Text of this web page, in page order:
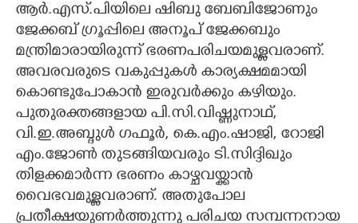
ആർ.എസ്.പിയിലെ ഷിബു ബേബിജോണും
ജേക്കബ് ഗ്രൂപ്പിലെ അനൂപ് ജേക്കബും
മന്ത്രിമാരായിരുന്ന് ഭരണപരിചയമുള്ളവരാണ്.
അവരവരുടെ വകുപ്പുകൾ കാര്യക്ഷമമായി
കൊണ്ടുപോകാൻ ഇരുവർക്കും കഴിയും.
പുതുരക്തങ്ങളായ പി.സി.വിഷ്ണുനാഥ്,
വി.ഇ.അബ്ദുൾ ഗഫൂർ, കെ.എം.ഷാജി, റോജി
എം.ജോൺ തുടങ്ങിയവരും ടി.സിദ്ദിഖും
തിളക്കമാർന്ന ഭരണം കാഴ്ചവയ്ക്കാൻ
വൈഭവമുള്ളവരാണ്. അതുപോല
പ്രതീക്ഷയുണർത്തുന്നു പരിചയ സമ്പന്നനായ